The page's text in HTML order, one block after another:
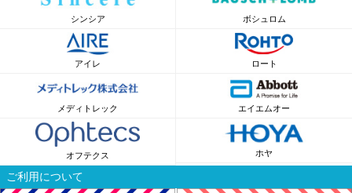
シンシア ボシュロム
アイレ ロート
メディトレック エイエムオー
オフテクス ホヤ
ご利用について